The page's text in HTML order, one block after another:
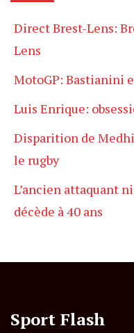
Direct Brest-Lens:
Lens
MotoGP: Bastianini
Luis Enrique:
Disparition de
le rugby
L’ancien attaquant
décède à 40 ans
Sport Flash